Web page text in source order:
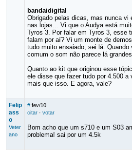
bandaidigital
Obrigado pelas dicas, mas nunca vi
nas lojas... Vi que o Audya está
Tyros 3. Por falar em Tyros 3, esse
falam por aí? Vi um monte de
tudo muito ensaiado, sei lá. Quando
comum o som não parece lá
Quanto ao kit que originou esse
ele disse que fazer tudo por 4.500
mais que isso. E agora, vale?
Felip
ass
o
Veter
ano
# fev/10
citar· votar
Bom acho que um s710 e um S03
problema! sai por um 4.5k